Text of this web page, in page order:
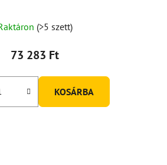
(>5 szett)
73 283 Ft
KOSÁRBA